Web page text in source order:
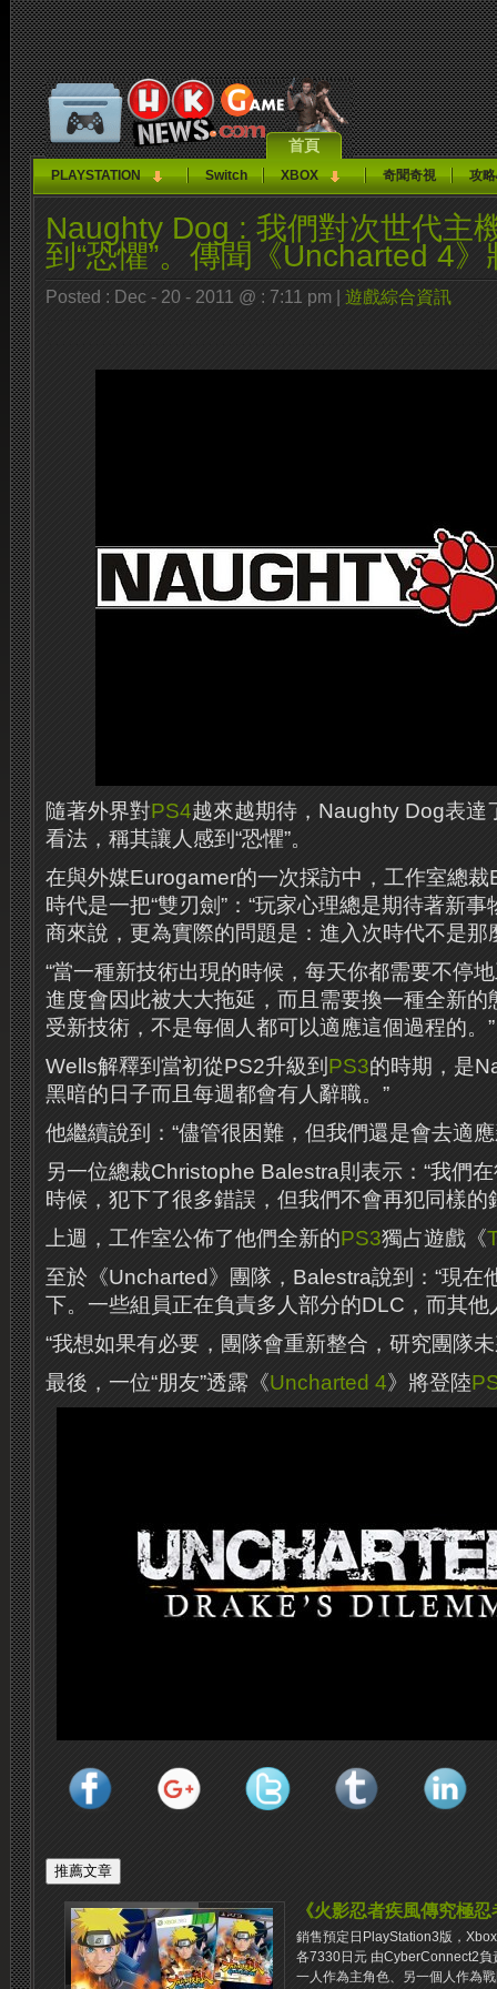
首頁
PLAYSTATION Switch XBOX 奇聞奇視 攻
Naughty Dog : 我們對次世代主
到“恐懼”。傳聞《Uncharted 4
Posted : Dec - 20 - 2011 @ : 7:11 pm | 遊戲綜合資訊
隨著外界對PS4越來越期待，Naughty Dog表達
看法，稱其讓人感到“恐懼”。
在與外媒Eurogamer的一次採訪中，工作室總
時代是一把“雙刃劍”：“玩家心理總是期待著新
商來說，更為實際的問題是：進入次時代不是那
“當一種新技術出現的時候，每天你都需要不停
進度會因此被大大拖延，而且需要換一種全新的
受新技術，不是每個人都可以適應這個過程的。”
Wells解釋到當初從PS2升級到 PS3的時期，是
黑暗的日子而且每週都會有人辭職。”
他繼續說到：“儘管很困難，但我們還是會去適
另一位總裁Christophe Balestra則表示：“我們
時候，犯下了很多錯誤，但我們不會再犯同樣的
上週，工作室公佈了他們全新的PS3獨占遊戲《
至於《Uncharted》團隊，Balestra說到：“現在
下。一些組員正在負責多人部分的DLC，而其他
“我想如果有必要，團隊會重新整合，研究團隊
最後，一位“朋友”透露《Uncharted 4》將登陸
《火影忍者疾風傳究極
銷售預定日PlayStation3版，
各7330日元 由CyberConnect2
一人作為主角色、另一個人作為